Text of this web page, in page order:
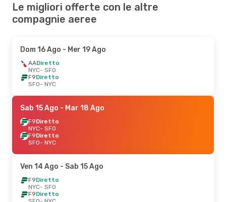
Le migliori offerte con le altre
compagnie aeree
Dom 16 Ago - Mer 19 Ago
AADiretto
NYC- SFO
F9Diretto
SFO- NYC
Sab 15 Ago - Mar 18 Ago
F9Diretto
NYC- SFO
F9Diretto
SFO- NYC
Ven 14 Ago - Sab 15 Ago
F9Diretto
NYC- SFO
F9Diretto